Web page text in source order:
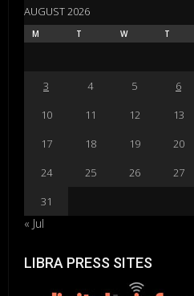
AUGUST 2026
M T W T
3
4 5 6
10
11 12 13
17
18 19 20
24
25 26 27
31
« Jul
LIBRA PRESS SITES